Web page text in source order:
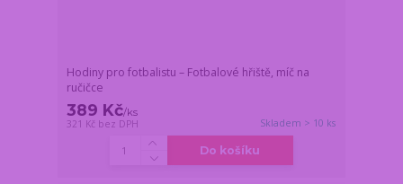
Hodiny pro fotbalistu – Fotbalové hřiště, míč na
ručičce
389 Kč/ks
321 Kč bez DPH Skladem > 10 ks
Do košíku